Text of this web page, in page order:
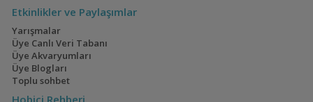
Mavi Melek Karides
Etkinlikler ve Paylaşımlar
Yarışmalar
Üye Canlı Veri Tabanı
Üye Akvaryumları
Üye Blogları
Toplu sohbet
Hobici Rehberi